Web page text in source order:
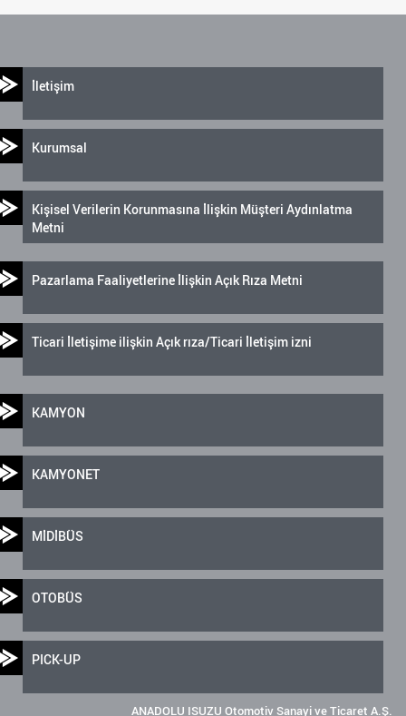
İletişim
Kurumsal
Kişisel Verilerin Korunmasına İlişkin Müşteri Aydınlatma
Metni
Pazarlama Faaliyetlerine İlişkin Açık Rıza Metni
Ticari İletişime ilişkin Açık rıza/Ticari İletişim izni
KAMYON
KAMYONET
MİDİBÜS
OTOBÜS
PICK-UP
ANADOLU ISUZU Otomotiv Sanayi ve Ticaret A.Ş.